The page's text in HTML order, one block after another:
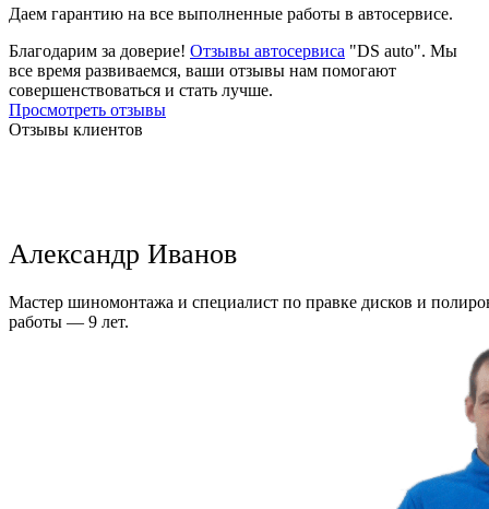
Даем гарантию на все выполненные работы в автосервисе.
Благодарим за доверие! Отзывы автосервиса "DS auto". Мы
все время развиваемся, ваши отзывы нам помогают
совершенствоваться и стать лучше.
Просмотреть отзывы
Отзывы клиентов
Александр Иванов
Мастер шиномонтажа и специалист по правке дисков и
работы — 9 лет.